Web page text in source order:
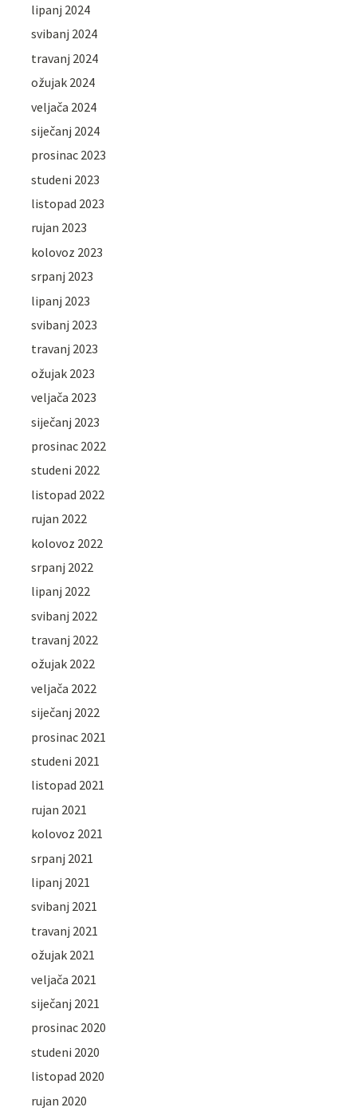
lipanj 2024
svibanj 2024
travanj 2024
ožujak 2024
veljača 2024
siječanj 2024
prosinac 2023
studeni 2023
listopad 2023
rujan 2023
kolovoz 2023
srpanj 2023
lipanj 2023
svibanj 2023
travanj 2023
ožujak 2023
veljača 2023
siječanj 2023
prosinac 2022
studeni 2022
listopad 2022
rujan 2022
kolovoz 2022
srpanj 2022
lipanj 2022
svibanj 2022
travanj 2022
ožujak 2022
veljača 2022
siječanj 2022
prosinac 2021
studeni 2021
listopad 2021
rujan 2021
kolovoz 2021
srpanj 2021
lipanj 2021
svibanj 2021
travanj 2021
ožujak 2021
veljača 2021
siječanj 2021
prosinac 2020
studeni 2020
listopad 2020
rujan 2020